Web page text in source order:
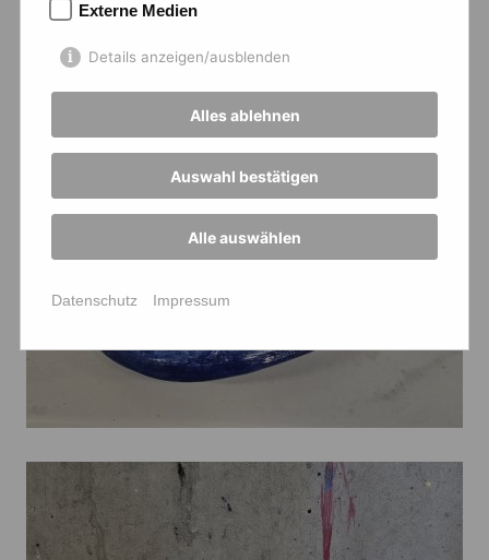
Externe Medien
Details anzeigen/ausblenden
Alles ablehnen
Auswahl bestätigen
Alle auswählen
Datenschutz Impressum